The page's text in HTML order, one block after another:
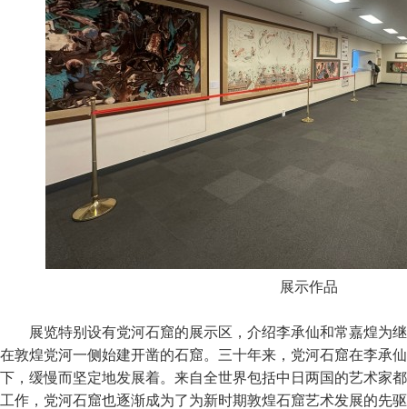
展示作品
展览特别设有党河石窟的展示区，介绍李承仙和常嘉煌为
在敦煌党河一侧始建开凿的石窟。三十年来，党河石窟在李承
下，缓慢而坚定地发展着。来自全世界包括中日两国的艺术家
工作，党河石窟也逐渐成为了为新时期敦煌石窟艺术发展的先